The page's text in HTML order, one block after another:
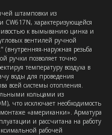
штамповки из
CW617N, характеризующейся
к вымыванию цинка и
вентилей ручной
наружная резьба
ручки позволяет точно
температуру воздуха в
воды для проведения
всей системы отопления.
кольцами из
что исключает необходимость
«американки». Арматура
и рассчитана на работу
рабочей